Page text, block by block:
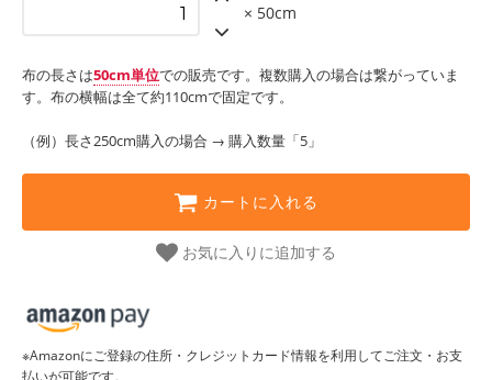
× 50cm
布の長さは50cm単位での販売です。複数購入の場合は繋がっていま
す。布の横幅は全て約110cmで固定です。
（例）長さ250cm購入の場合 → 購入数量「5」
カートに入れる
お気に入りに追加する
※Amazonにご登録の住所・クレジットカード情報を利用してご注文・お支
払いが可能です。